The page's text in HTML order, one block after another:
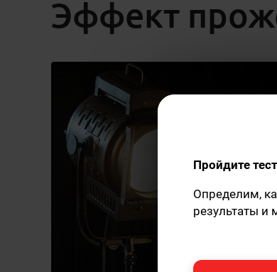
Эффект
Пройдите
Определим,
результаты и